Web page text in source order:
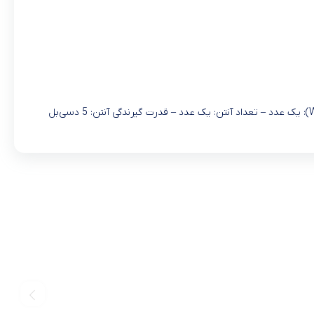
مشخصات فنی:رابط‌های دستگاه: پورت 10/100Mbps WAN پورت 10/100Mbps LAN – تعداد پورت شبکه (LAN): چهار عدد – تعداد پورت شبکه (WAN): یک عدد – تعداد آنتن: یک عدد – قدرت گیرندگی آنتن: 5 دسی‌بل